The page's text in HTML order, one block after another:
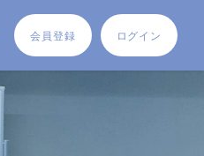
会員登録 ログイン